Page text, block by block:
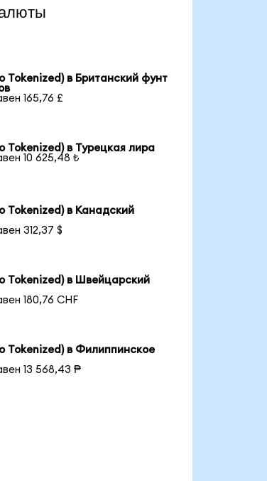
Tokenized) в Британский фунт
165,76 £
Tokenized) в Турецкая лира
10 625,48 ₺
Tokenized) в Канадский
312,37 $
Tokenized) в Швейцарский
180,76 CHF
Tokenized) в Филиппинское
13 568,43 ₱